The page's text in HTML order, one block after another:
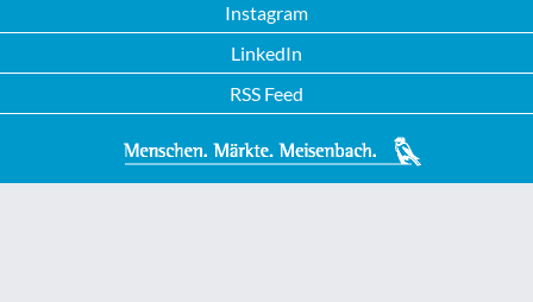
Instagram
LinkedIn
RSS Feed